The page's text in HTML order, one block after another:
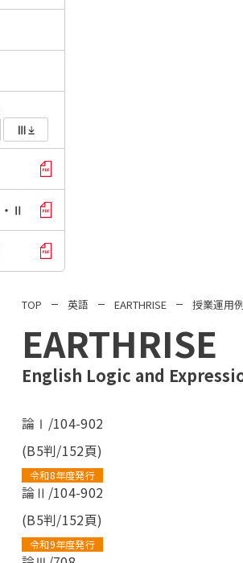
Ⅲ
Ⅱ
TOP 英語 EARTHRISE 授業運用例
EARTHRISE
English Logic and
論Ⅰ/104-902
(B5判/152頁)
令和8年度発行
論Ⅱ/104-902
(B5判/152頁)
令和9年度発行